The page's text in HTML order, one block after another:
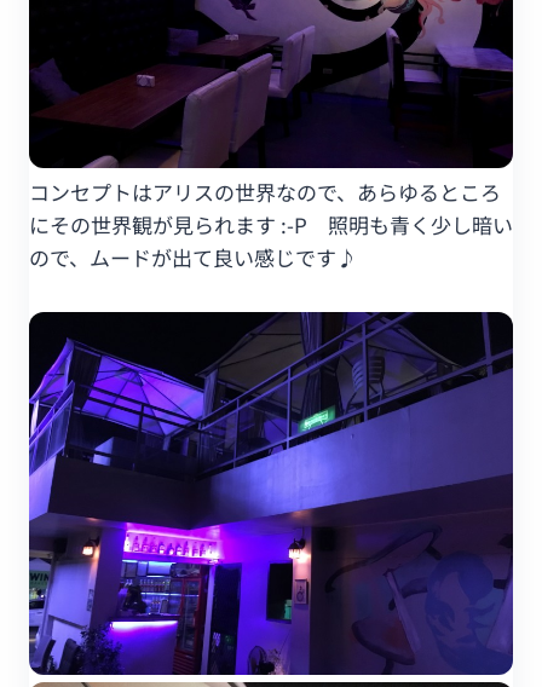
コンセプトはアリスの世界なので、あらゆるところ
にその世界観が見られます :-P 照明も青く少し暗い
ので、ムードが出て良い感じです♪